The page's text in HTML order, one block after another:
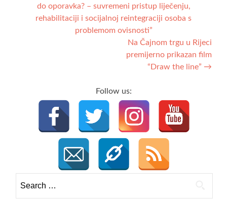
navigation
do oporavka? – suvremeni pristup liječenju,
rehabilitaciji i socijalnoj reintegraciji osoba s
problemom ovisnosti”
Na Čajnom trgu u Rijeci
premijerno prikazan film
“Draw the line” →
Follow us:
for: